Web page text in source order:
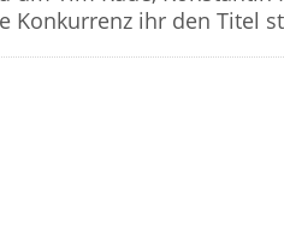
Konkurrenz ihr den Titel